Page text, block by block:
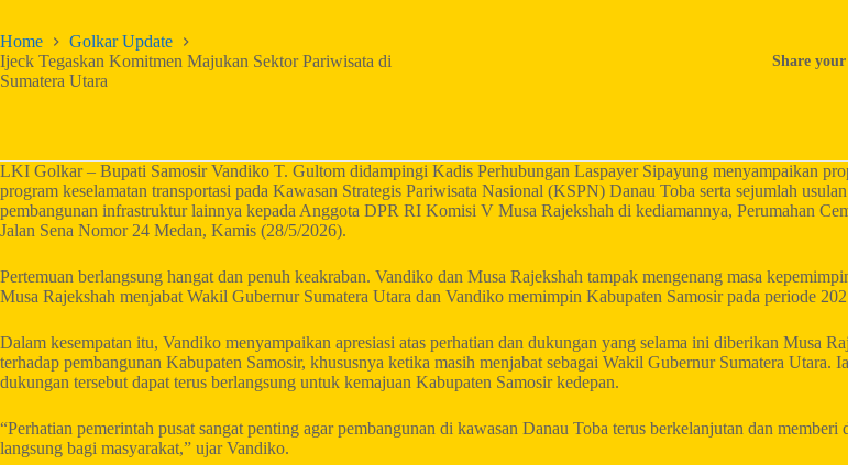
Home
Golkar Update
Ijeck Tegaskan Komitmen Majukan Sektor Pariwisata di
Sumatera Utara
Share
LKI Golkar – Bupati Samosir Vandiko T. Gultom didampingi Kadis Perhubungan Laspayer Sipayung menyampaikan
program keselamatan transportasi pada Kawasan Strategis Pariwisata Nasional (KSPN) Danau Toba serta sejumlah usulan
pembangunan infrastruktur lainnya kepada Anggota DPR RI Komisi V Musa Rajekshah di kediamannya, Perumahan
Jalan Sena Nomor 24 Medan, Kamis (28/5/2026).
Pertemuan berlangsung hangat dan penuh keakraban. Vandiko dan Musa Rajekshah tampak mengenang masa
Musa Rajekshah menjabat Wakil Gubernur Sumatera Utara dan Vandiko memimpin Kabupaten Samosir pada periode
Dalam kesempatan itu, Vandiko menyampaikan apresiasi atas perhatian dan dukungan yang selama ini diberikan Musa
terhadap pembangunan Kabupaten Samosir, khususnya ketika masih menjabat sebagai Wakil Gubernur Sumatera Utara.
dukungan tersebut dapat terus berlangsung untuk kemajuan Kabupaten Samosir kedepan.
“Perhatian pemerintah pusat sangat penting agar pembangunan di kawasan Danau Toba terus berkelanjutan dan memberi
langsung bagi masyarakat,” ujar Vandiko.